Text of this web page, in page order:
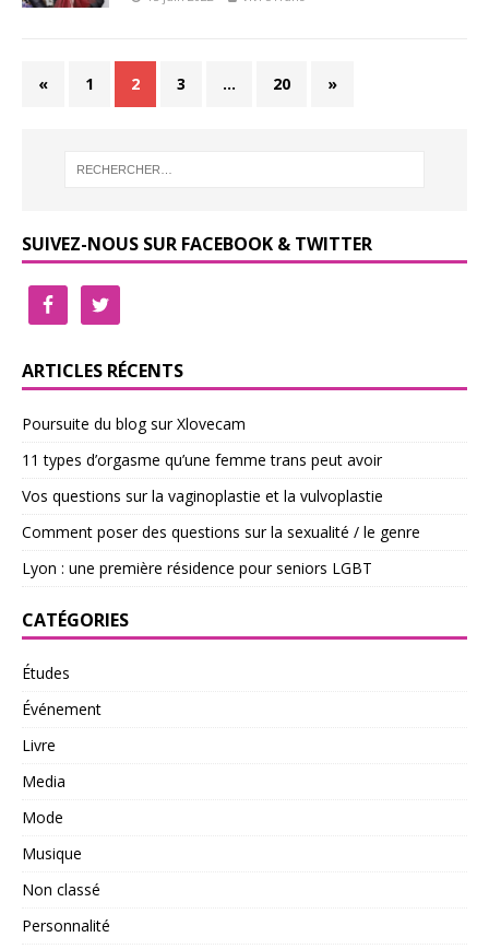
« 1 2 3 … 20 »
SUIVEZ-NOUS SUR FACEBOOK & TWITTER
ARTICLES RÉCENTS
Poursuite du blog sur Xlovecam
11 types d’orgasme qu’une femme trans peut avoir
Vos questions sur la vaginoplastie et la vulvoplastie
Comment poser des questions sur la sexualité / le genre
Lyon : une première résidence pour seniors LGBT
CATÉGORIES
Études
Événement
Livre
Media
Mode
Musique
Non classé
Personnalité